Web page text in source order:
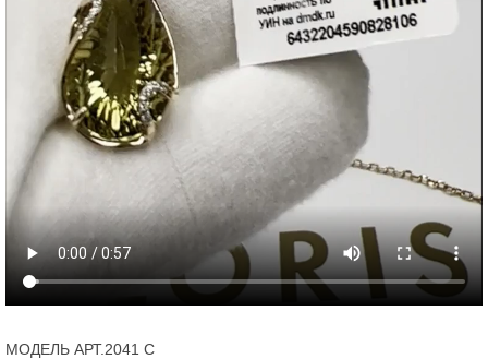
МОДЕЛЬ АРТ.2041 С